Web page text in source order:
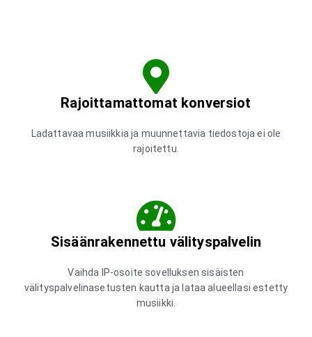
Rajoittamattomat konversiot
Ladattavaa musiikkia ja muunnettavia tiedostoja ei ole
rajoitettu.
Sisäänrakennettu välityspalvelin
Vaihda IP-osoite sovelluksen sisäisten
välityspalvelinasetusten kautta ja lataa alueellasi estetty
musiikki.